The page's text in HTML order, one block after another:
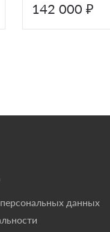
142 000 ₽
данных